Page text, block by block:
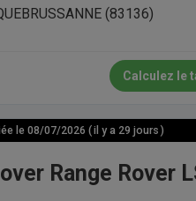
(83136)
Calculez le
le 08/07/2026 ( il y a 29 jours )
Range Rover